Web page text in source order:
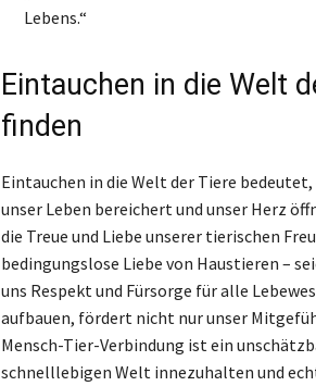
Lebens.“
Eintauchen in die Welt
finden
Eintauchen in die Welt der Tiere
unser Leben bereichert und unser Herz
die Treue und Liebe unserer tierischen
bedingungslose Liebe von Haustieren –
uns Respekt und Fürsorge für alle
aufbauen, fördert nicht nur unser
Mensch-Tier-Verbindung ist ein
schnelllebigen Welt innezuhalten und